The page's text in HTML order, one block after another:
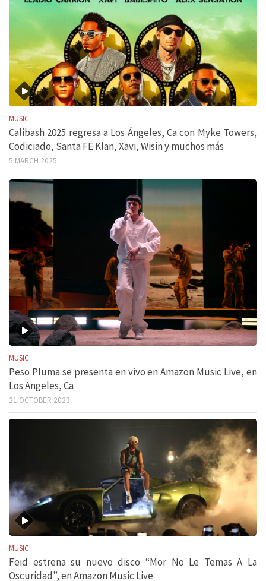
MUSIC
Calibash 2025 regresa a Los Ángeles, Ca con Myke Towers,
Codiciado, Santa FE Klan, Xavi, Wisin y muchos más
5 MARCH 2025
MUSIC
Peso Pluma se presenta en vivo en Amazon Music Live, en
Los Angeles, Ca
21 OCTOBER 2023
MUSIC
Feid estrena su nuevo disco “Mor No Le Temas A La
Oscuridad”, en Amazon Music Live